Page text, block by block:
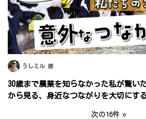
うしミル 原
30歳まで農業を知らなかった私が驚い
から見る、身近なつながりを大切にす
次の16件